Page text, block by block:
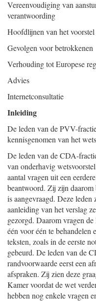
Vereenvoudiging van
verantwoording
Hoofdlijnen van het voorstel
Gevolgen voor betrokkenen
Verhouding tot Europese
Advies
Internetconsultatie
Inleiding
De leden van de PVV-
kennisgenomen van het
De leden van de CDA-
van onderhavig
aantal vragen uit een
beantwoord. Zij zijn
is aangevraagd. Deze
aanleiding van het verslag
gezorgd. Daarom vragen
één voor één te behandelen
teksten, zoals in de eerste
gebeurd. De leden van de
randvoorwaarde eerst een
afspraken. Zij zien deze
Kamer voordat de wet
hebben nog enkele vragen